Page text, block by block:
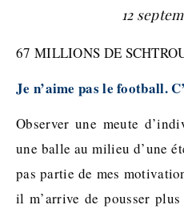
12
67 MILLIONS DE
Je n’aime pas le football.
Observer une meute
une balle au milieu d’une
pas partie de mes
il m’arrive de pousser